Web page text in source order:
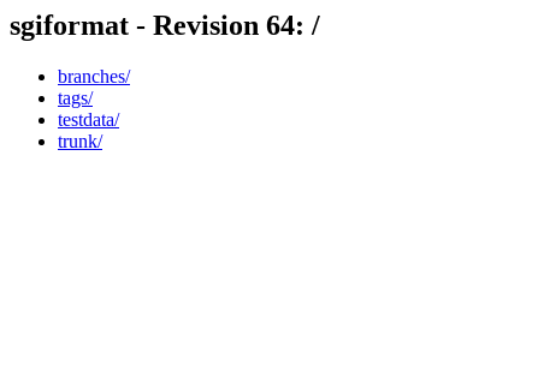
sgiformat - Revision 64: /
branches/
tags/
testdata/
trunk/